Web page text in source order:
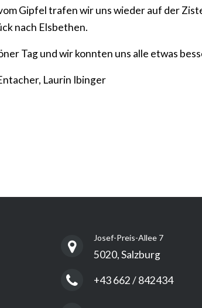
Gipfel trafen wir uns wieder auf der
nach Elsbethen.
Tag und wir konnten uns alle etwas
Laurin Ibinger
Josef-Preis-Allee 7
5020, Salzburg
+43 662 / 842434